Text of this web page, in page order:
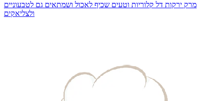
מרק ירקות דל קלוריות וטעים שכיף לאכול ושמתאים גם לטבעוניים
ולצליאקים